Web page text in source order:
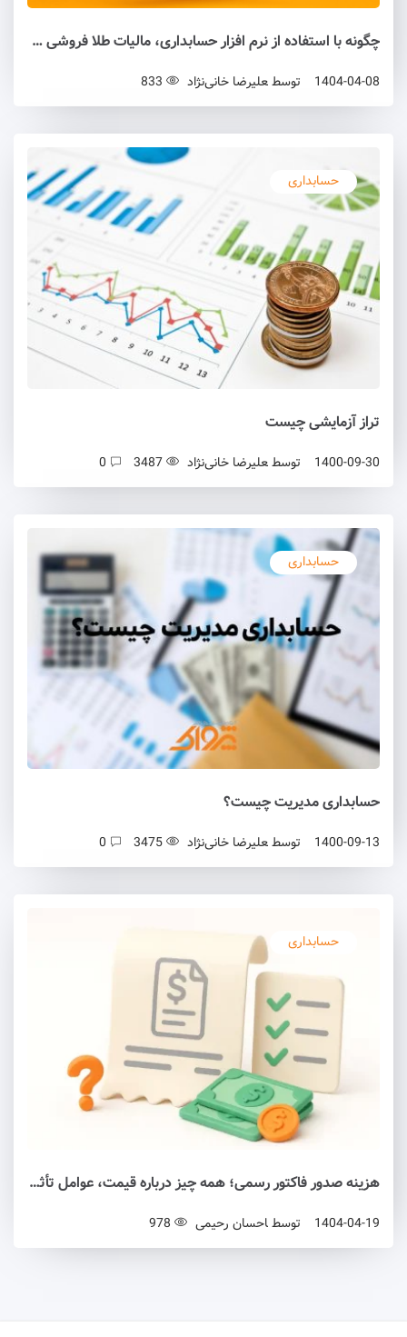
چگونه با استفاده از نرم افزار حسابداری، مالیات طلا فروشی خود را بهینه کنیم؟
1404-04-08 توسط علیرضا خانی‌نژاد
حسابداری
تراز آزمایشی چیست
1400-09-30 توسط علیرضا خانی‌نژاد
حسابداری
حسابداری مدیریت چیست؟
1400-09-13 توسط علیرضا خانی‌نژاد
حسابداری
هزینه صدور فاکتور رسمی؛ همه چیز درباره قیمت، عوامل تأثیرگذار و نکات قانونی
1404-04-19 توسط احسان رحیمی